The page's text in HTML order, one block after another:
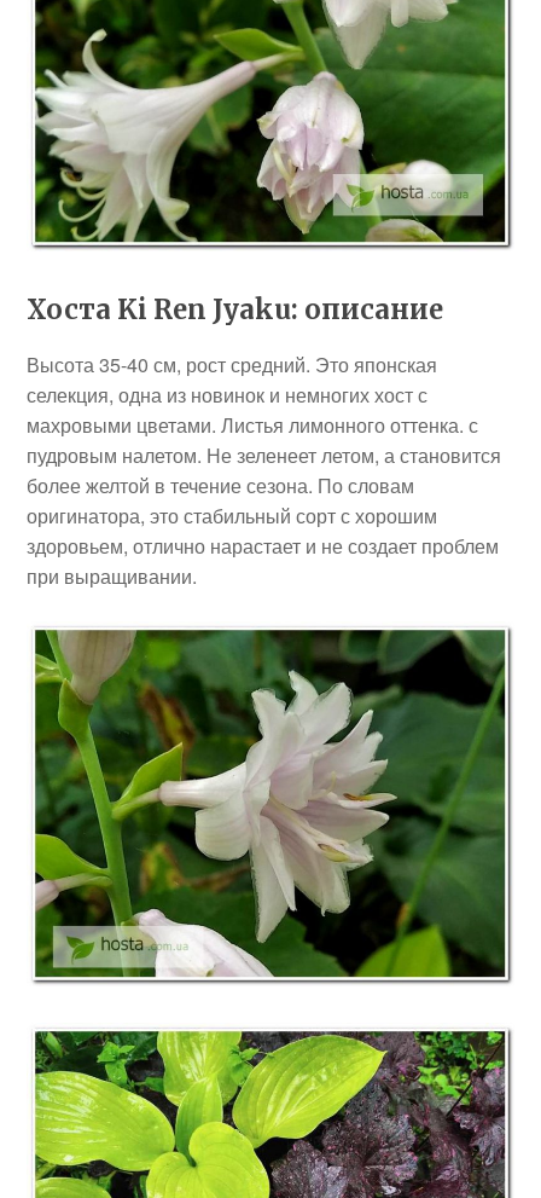
Хоста Ki Ren Jyaku: описание
Высота 35-40 см, рост средний. Это японская
селекция, одна из новинок и немногих хост с
махровыми цветами. Листья лимонного оттенка. с
пудровым налетом. Не зеленеет летом, а становится
более желтой в течение сезона. По словам
оригинатора, это стабильный сорт с хорошим
здоровьем, отлично нарастает и не создает проблем
при выращивании.